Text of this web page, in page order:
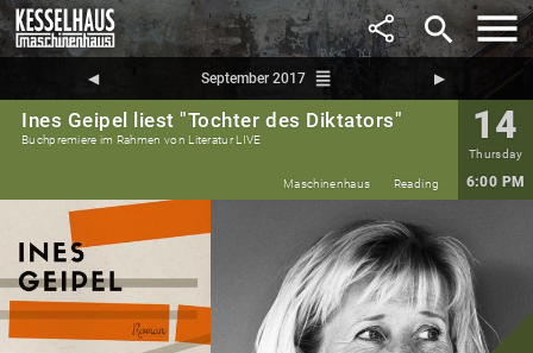
search
◀︎ September 2017 reorder ▶︎
Ines Geipel liest "Tochter des Diktators"
Buchpremiere im Rahmen von Literatur LIVE 14
Thursday
6:00 PM
Maschinenhaus Reading